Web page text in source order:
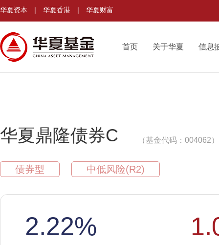
华夏资本 | 华夏香港 | 华夏财富
首页 关于华夏 信息
华夏鼎隆债券C （基金代码：004062）
债券型 中低风险(R2)
2.22%